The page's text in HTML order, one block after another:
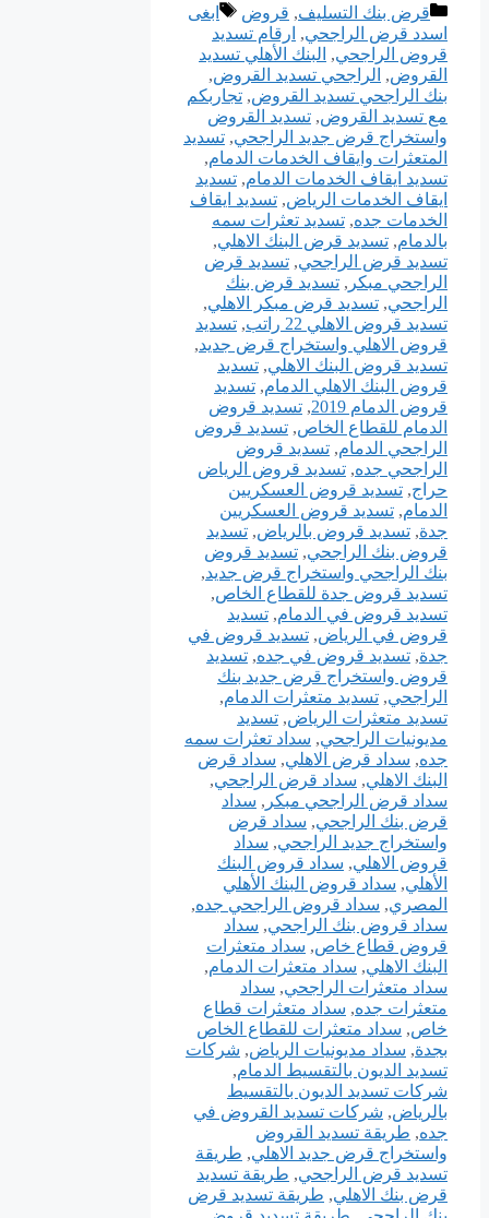
التصنيفات
قرض بنك التسليف, قروض الوسوم
ابغى
اسدد قرض الراجحي, ارقام تسديد
قروض الراجحي, البنك الأهلي تسديد
القروض, الراجحي تسديد القروض,
بنك الراجحي تسديد القروض, تجاربكم
مع تسديد القروض, تسديد القروض
واستخراج قرض جديد الراجحي, تسديد
المتعثرات وايقاف الخدمات الدمام,
تسديد ايقاف الخدمات الدمام, تسديد
ايقاف الخدمات الرياض, تسديد ايقاف
الخدمات جده, تسديد تعثرات سمه
بالدمام, تسديد قرض البنك الاهلي,
تسديد قرض الراجحي, تسديد قرض
الراجحي مبكر , تسديد قرض بنك
الراجحي, تسديد قرض مبكر الاهلي,
تسديد قروض الاهلي 22 راتب
, تسديد
قروض الاهلي واستخراج قرض جديد,
تسديد قروض البنك الاهلي, تسديد
قروض البنك الاهلي الدمام, تسديد
قروض الدمام 2019
, تسديد قروض
الدمام للقطاع الخاص, تسديد قروض
الراجحي الدمام, تسديد قروض
الراجحي جده, تسديد قروض الرياض
حراج, تسديد قروض العسكريين
الدمام, تسديد قروض العسكريين
جدة, تسديد قروض بالرياض, تسديد
قروض بنك الراجحي, تسديد قروض
بنك الراجحي واستخراج قرض جديد,
تسديد قروض جدة للقطاع الخاص,
تسديد قروض في الدمام, تسديد
قروض في الرياض, تسديد قروض في
جدة, تسديد قروض في جده, تسديد
قروض واستخراج قرض جديد بنك
الراجحي, تسديد متعثرات الدمام,
تسديد متعثرات الرياض, تسديد
مديونيات الراجحي, سداد تعثرات سمه
جده, سداد قرض الاهلي, سداد قرض
البنك الاهلي, سداد قرض الراجحي,
سداد قرض الراجحي مبكر , سداد
قرض بنك الراجحي, سداد قرض
واستخراج جديد الراجحي, سداد
قروض الاهلي, سداد قروض البنك
الأهلي, سداد قروض البنك الأهلي
المصري, سداد قروض الراجحي جده,
سداد قروض بنك الراجحي, سداد
قروض قطاع خاص, سداد متعثرات
البنك الاهلي, سداد متعثرات الدمام,
سداد متعثرات الراجحي, سداد
متعثرات جده, سداد متعثرات قطاع
خاص, سداد متعثرات للقطاع الخاص
بجدة, سداد مديونيات الرياض, شركات
تسديد الديون بالتقسيط الدمام,
شركات تسديد الديون بالتقسيط
بالرياض, شركات تسديد القروض في
جده, طريقة تسديد القروض
واستخراج قرض جديد الاهلي, طريقة
تسديد قرض الراجحي, طريقة تسديد
قرض بنك الاهلي, طريقة تسديد قرض